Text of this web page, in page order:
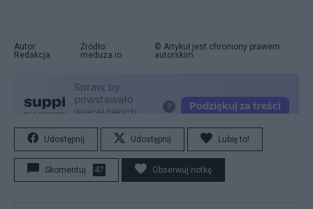
Autor:
Redakcja
Źródło:
meduza.io
© Artykuł jest chroniony prawem
autorskim.
Udostępnij Udostępnij Lubię to!
Skomentuj 47 Obserwuj notkę